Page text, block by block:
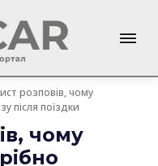
розповів, чому
після поїздки
чому